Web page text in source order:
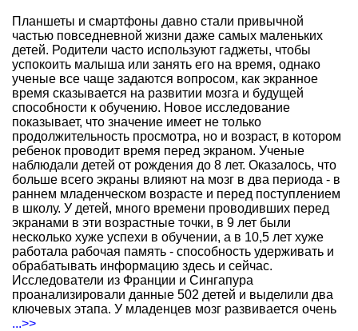
Планшеты и смартфоны давно стали привычной
частью повседневной жизни даже самых маленьких
детей. Родители часто используют гаджеты, чтобы
успокоить малыша или занять его на время, однако
ученые все чаще задаются вопросом, как экранное
время сказывается на развитии мозга и будущей
способности к обучению. Новое исследование
показывает, что значение имеет не только
продолжительность просмотра, но и возраст, в котором
ребенок проводит время перед экраном. Ученые
наблюдали детей от рождения до 8 лет. Оказалось, что
больше всего экраны влияют на мозг в два периода - в
раннем младенческом возрасте и перед поступлением
в школу. У детей, много времени проводивших перед
экранами в эти возрастные точки, в 9 лет были
несколько хуже успехи в обучении, а в 10,5 лет хуже
работала рабочая память - способность удерживать и
обрабатывать информацию здесь и сейчас.
Исследователи из Франции и Сингапура
проанализировали данные 502 детей и выделили два
ключевых этапа. У младенцев мозг развивается очень
...>>